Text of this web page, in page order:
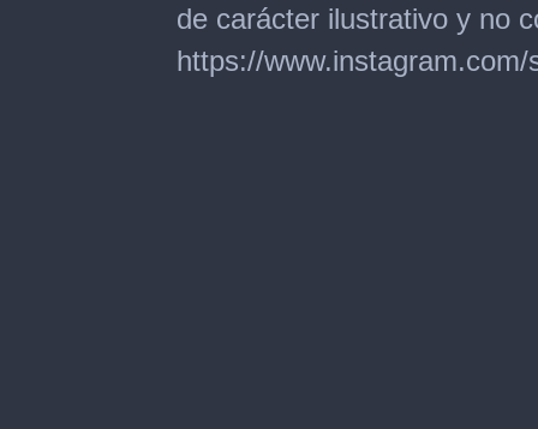
de carácter ilustrativo y no
https://